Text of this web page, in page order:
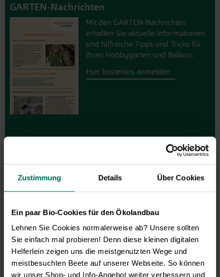
Zustimmung Details Über Cookies
Ein paar Bio-Cookies für den Ökolandbau
Lehnen Sie Cookies normalerweise ab? Unsere sollten
Sie einfach mal probieren! Denn diese kleinen digitalen
Helferlein zeigen uns die meistgenutzten Wege und
meistbesuchten Beete auf unserer Webseite. So können
wir unser Shop- und Info-Angebot weiter verbessern und
GARTEN-Nachrichten
Mit den GARTEN-Nachrichten
erhalten Sie aktuelle Informationen
und hilfreiche Tipps und Tricks für
Ihren Hobbygarten und Balkon.
Hier kostenlos anmelden
Gemüse
Artischocke
Asia-Salate
Aubergine
Blattstielgemüse
Bohnen
Pastinaken
Petersilienwurzel
Physalis
Porree/Lauch